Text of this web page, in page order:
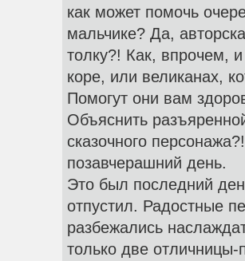
как может помочь
мальчике? Да,
толку?! Как, впрочем,
коре, или великанах,
Помогут они вам
Объяснить
сказочного
позавчерашний день.
Это был последний
отпустил. Радостные
разбежались
только две